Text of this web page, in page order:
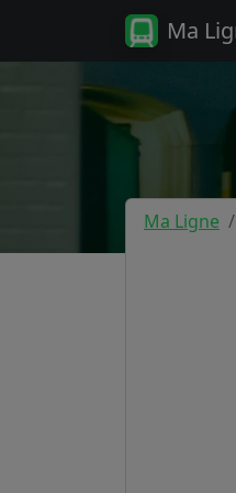
Ma
Ma Ligne